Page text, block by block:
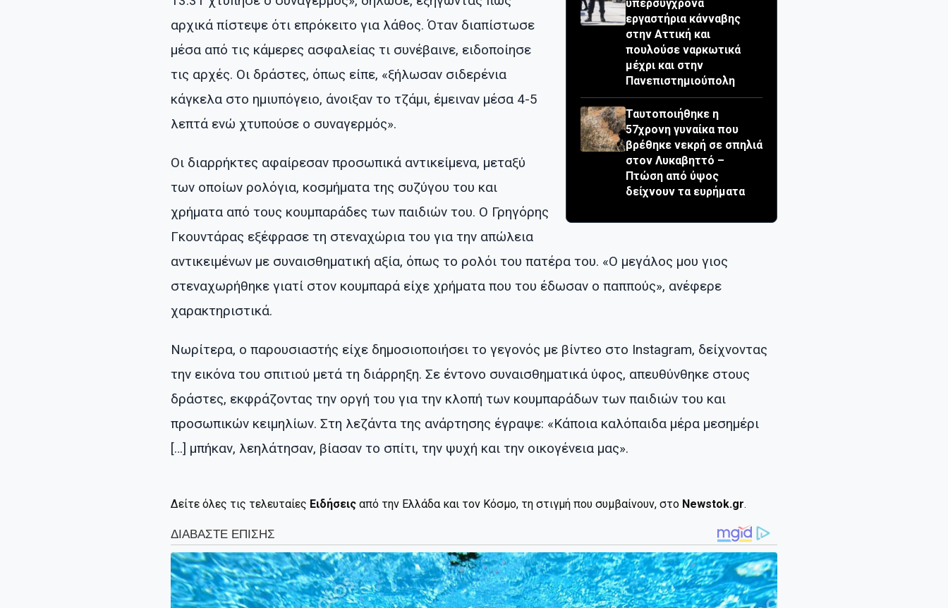
υπερσύγχρονα
εργαστήρια κάνναβης
στην Αττική και
πουλούσε ναρκωτικά
μέχρι και στην
Πανεπιστημιούπολη
Ταυτοποιήθηκε η
57χρονη γυναίκα που
βρέθηκε νεκρή σε σπηλιά
στον Λυκαβηττό –
Πτώση από ύψος
δείχνουν τα ευρήματα
αρχικά πίστεψε ότι επρόκειτο για λάθος. Όταν διαπίστωσε
μέσα από τις κάμερες ασφαλείας τι συνέβαινε, ειδοποίησε
τις αρχές. Οι δράστες, όπως είπε, «ξήλωσαν σιδερένια
κάγκελα στο ημιυπόγειο, άνοιξαν το τζάμι, έμειναν μέσα 4-5
λεπτά ενώ χτυπούσε ο συναγερμός».
Οι διαρρήκτες αφαίρεσαν προσωπικά αντικείμενα, μεταξύ
των οποίων ρολόγια, κοσμήματα της συζύγου του και
χρήματα από τους κουμπαράδες των παιδιών του. Ο Γρηγόρης
Γκουντάρας εξέφρασε τη στεναχώρια του για την απώλεια
αντικειμένων με συναισθηματική αξία, όπως το ρολόι του πατέρα του. «Ο μεγάλος μου γιος
στεναχωρήθηκε γιατί στον κουμπαρά είχε χρήματα που του έδωσαν ο παππούς», ανέφερε
χαρακτηριστικά.
Νωρίτερα, ο παρουσιαστής είχε δημοσιοποιήσει το γεγονός με βίντεο στο Instagram, δείχνοντας
την εικόνα του σπιτιού μετά τη διάρρηξη. Σε έντονο συναισθηματικά ύφος, απευθύνθηκε στους
δράστες, εκφράζοντας την οργή του για την κλοπή των κουμπαράδων των παιδιών του και
προσωπικών κειμηλίων. Στη λεζάντα της ανάρτησης έγραψε: «Κάποια καλόπαιδα μέρα μεσημέρι
[…] μπήκαν, λεηλάτησαν, βίασαν το σπίτι, την ψυχή και την οικογένεια μας».
Δείτε όλες τις τελευταίες Ειδήσεις από την Ελλάδα και τον Κόσμο, τη στιγμή που συμβαίνουν, στο Newstok.gr.